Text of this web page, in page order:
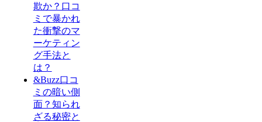
欺か？口コ
ミで暴かれ
た衝撃のマ
ーケティン
グ手法と
は？
&Buzz口コ
ミの暗い側
面？知られ
ざる秘密と